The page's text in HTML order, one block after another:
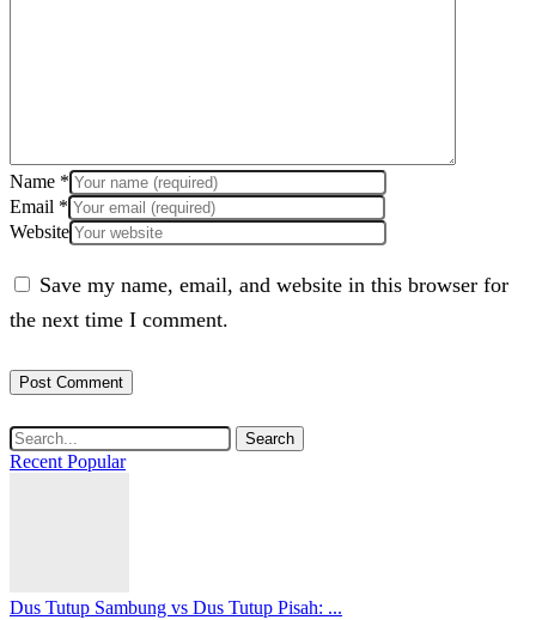
Name *
Email *
Website
Save my name, email, and website in this browser for
the next time I comment.
Search
Recent Popular
Dus Tutup Sambung vs Dus Tutup Pisah: ...